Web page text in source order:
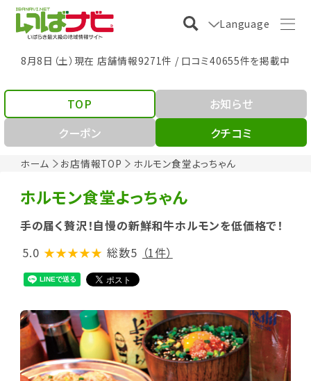
Language
8月8日（土）現在 店舗情報9271件 / 口コミ40655件を掲載中
ホーム お店情報TOP ホルモン食堂よっちゃん
TOP
お知らせ
クーポン
クチコミ
ホルモン食堂よっちゃん
手の届く贅沢！自慢の新鮮和牛ホルモンを低価格で！
5.0 ★★★★★ 総数5 （1件）